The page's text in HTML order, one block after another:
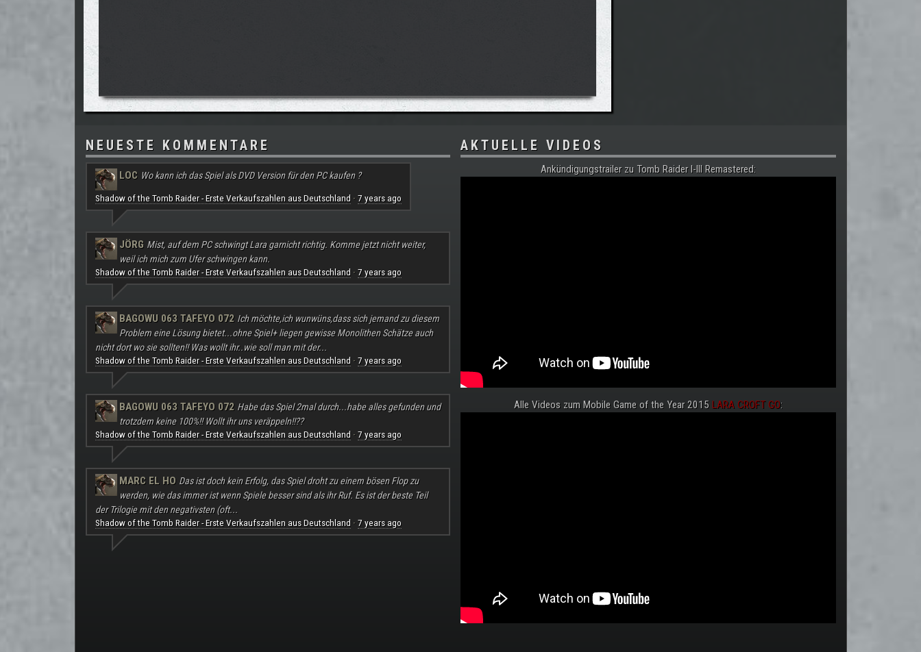
NEUESTE KOMMENTARE
LOC Wo kann ich das Spiel als DVD Version für den PC kaufen ?
Shadow of the Tomb Raider - Erste Verkaufszahlen aus Deutschland · 7 years ago
JÖRG Mist, auf dem PC schwingt Lara garnicht richtig. Komme jetzt nicht weiter,
weil ich mich zum Ufer schwingen kann.
Shadow of the Tomb Raider - Erste Verkaufszahlen aus Deutschland · 7 years ago
BAGOWU 063 TAFEYO 072 Ich möchte,ich wunwüns,dass sich jemand zu diesem
Problem eine Lösung bietet...ohne Spiel+ liegen gewisse Monolithen Schätze auch
nicht dort wo sie sollten!! Was wollt ihr..wie soll man mit der...
Shadow of the Tomb Raider - Erste Verkaufszahlen aus Deutschland · 7 years ago
BAGOWU 063 TAFEYO 072 Habe das Spiel 2mal durch...habe alles gefunden und
trotzdem keine 100%!! Wollt ihr uns veräppeln!!??
Shadow of the Tomb Raider - Erste Verkaufszahlen aus Deutschland · 7 years ago
MARC EL HO Das ist doch kein Erfolg, das Spiel droht zu einem bösen Flop zu
werden, wie das immer ist wenn Spiele besser sind als ihr Ruf. Es ist der beste Teil
der Trilogie mit den negativsten (oft...
Shadow of the Tomb Raider - Erste Verkaufszahlen aus Deutschland · 7 years ago
AKTUELLE VIDEOS
Ankündigungstrailer zu Tomb Raider I-III Remastered:
Alle Videos zum Mobile Game of the Year 2015 LARA CROFT GO: